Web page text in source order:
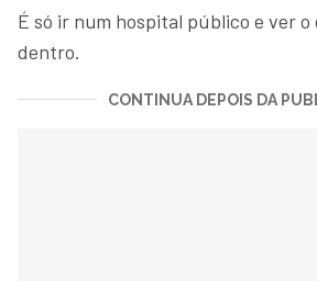
É só ir num hospital público e ver o
dentro.
CONTINUA DEPOIS DA